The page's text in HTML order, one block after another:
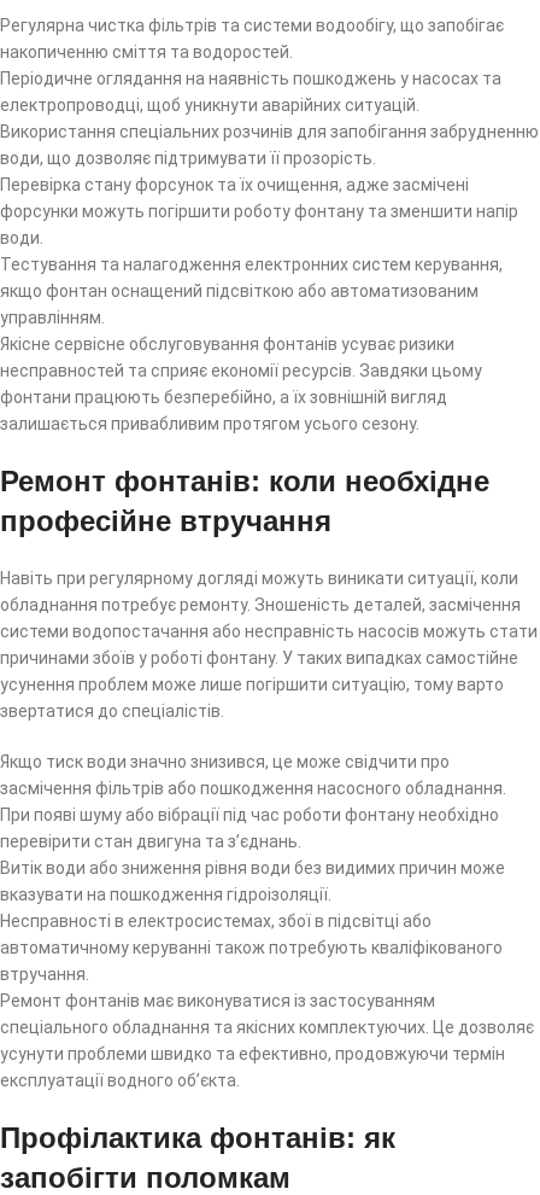
Регулярна чистка фільтрів та системи водообігу, що запобігає
накопиченню сміття та водоростей.
Періодичне оглядання на наявність пошкоджень у насосах та
електропроводці, щоб уникнути аварійних ситуацій.
Використання спеціальних розчинів для запобігання забрудненню
води, що дозволяє підтримувати її прозорість.
Перевірка стану форсунок та їх очищення, адже засмічені
форсунки можуть погіршити роботу фонтану та зменшити напір
води.
Тестування та налагодження електронних систем керування,
якщо фонтан оснащений підсвіткою або автоматизованим
управлінням.
Якісне сервісне обслуговування фонтанів усуває ризики
несправностей та сприяє економії ресурсів. Завдяки цьому
фонтани працюють безперебійно, а їх зовнішній вигляд
залишається привабливим протягом усього сезону.
Ремонт фонтанів: коли необхідне
професійне втручання
Навіть при регулярному догляді можуть виникати ситуації, коли
обладнання потребує ремонту. Зношеність деталей, засмічення
системи водопостачання або несправність насосів можуть стати
причинами збоїв у роботі фонтану. У таких випадках самостійне
усунення проблем може лише погіршити ситуацію, тому варто
звертатися до спеціалістів.
Якщо тиск води значно знизився, це може свідчити про
засмічення фільтрів або пошкодження насосного обладнання.
При появі шуму або вібрації під час роботи фонтану необхідно
перевірити стан двигуна та з’єднань.
Витік води або зниження рівня води без видимих причин може
вказувати на пошкодження гідроізоляції.
Несправності в електросистемах, збої в підсвітці або
автоматичному керуванні також потребують кваліфікованого
втручання.
Ремонт фонтанів має виконуватися із застосуванням
спеціального обладнання та якісних комплектуючих. Це дозволяє
усунути проблеми швидко та ефективно, продовжуючи термін
експлуатації водного об’єкта.
Профілактика фонтанів: як
запобігти поломкам